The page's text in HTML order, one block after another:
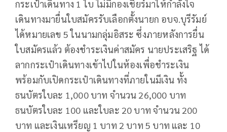
กระเป๋าเดินทาง 1 ใบ ไม่มีกองเชียร์มาให้กำลังใจ
เดินทางมายื่นใบสมัครรับเลือกตั้งนายก อบจ.บุรีรัมย์
ได้หมายเลข 5 ในนามกลุ่มอิสระ ซึ่งภายหลังการยื่น
ใบสมัครแล้ว ต้องชำระเงินค่าสมัคร นายประเสริฐ ได้
ลากกระเป๋าเดินทางเข้าไปในห้องเพื่อชำระเงิน
พร้อมกับเปิดกระเป๋าเดินทางที่ภายในมีเงิน ทั้ง
ธนบัตรใบละ 1,000 บาท จำนวน 26,000 บาท
ธนบัตรใบละ 100 และใบละ 20 บาท จำนวน 200
บาท และเงินเหรียญ 1 บาท 2 บาท 5 บาท และ 10